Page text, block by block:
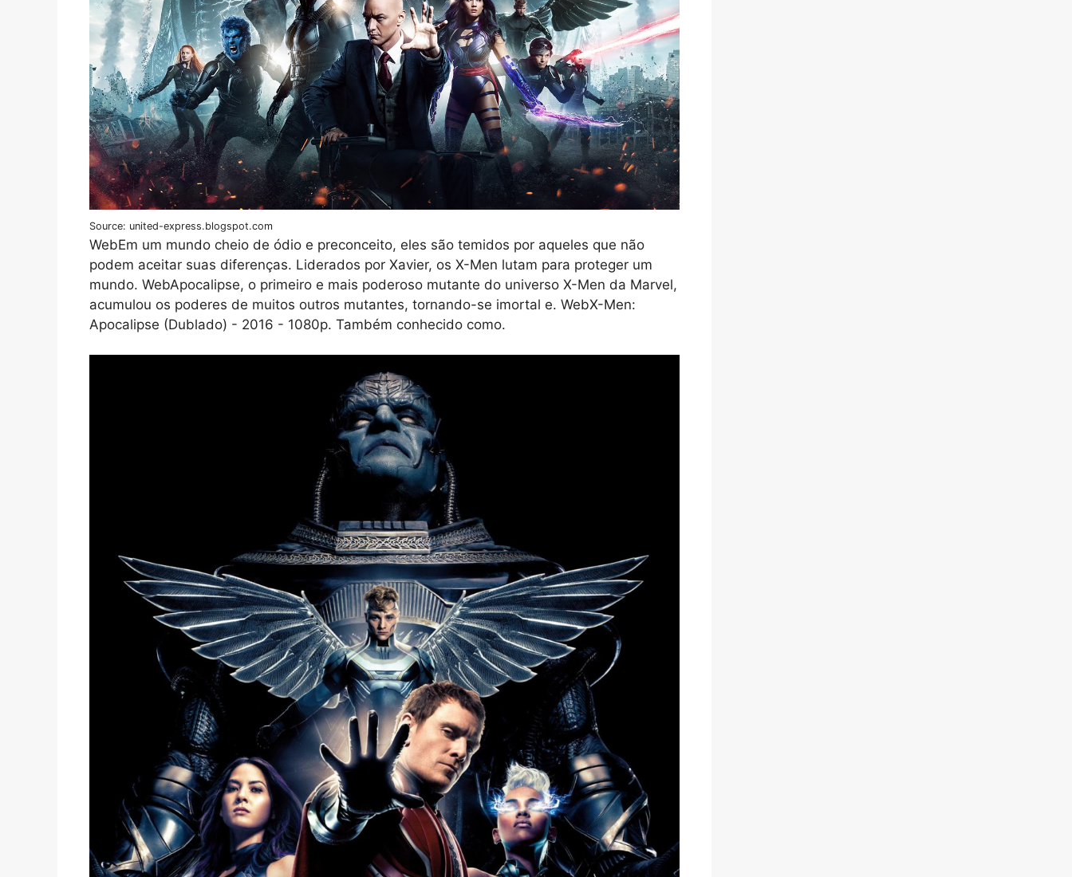
Source: united-express.blogspot.com
WebEm um mundo cheio de ódio e preconceito, eles são temidos por aqueles que não
podem aceitar suas diferenças. Liderados por Xavier, os X-Men lutam para proteger um
mundo. WebApocalipse, o primeiro e mais poderoso mutante do universo X-Men da Marvel,
acumulou os poderes de muitos outros mutantes, tornando-se imortal e. WebX-Men:
Apocalipse (Dublado) - 2016 - 1080p. Também conhecido como.